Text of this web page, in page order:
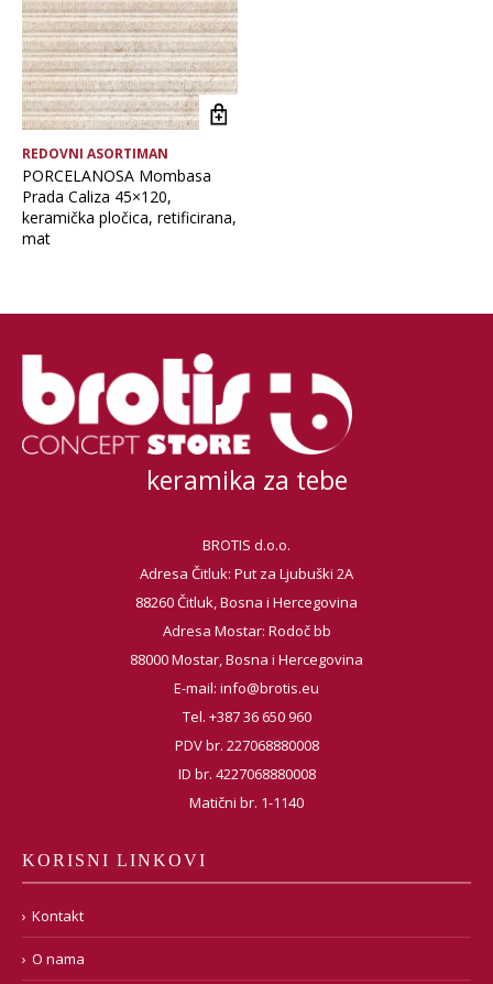
REDOVNI ASORTIMAN
PORCELANOSA Mombasa
Prada Caliza 45×120,
keramička pločica, retificirana,
mat
keramika za tebe
BROTIS d.o.o.
Adresa Čitluk: Put za Ljubuški 2A
88260 Čitluk, Bosna i Hercegovina
Adresa Mostar: Rodoč bb
88000 Mostar, Bosna i Hercegovina
E-mail: info@brotis.eu
Tel. +387 36 650 960
PDV br. 227068880008
ID br. 4227068880008
Matični br. 1-1140
KORISNI LINKOVI
Kontakt
O nama